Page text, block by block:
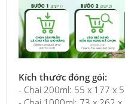
Kích thước đóng gói:
- Chai 200ml: 55 x 177 x